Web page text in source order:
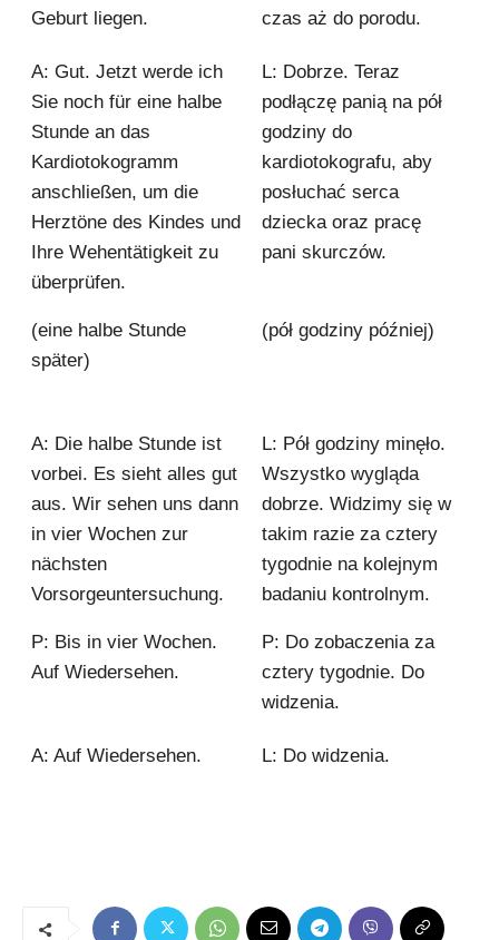
Geburt liegen.
czas aż do porodu.
A: Gut. Jetzt werde ich
Sie noch für eine halbe
Stunde an das
Kardiotokogramm
anschließen, um die
Herztöne des Kindes und
Ihre Wehentätigkeit zu
überprüfen.
L: Dobrze. Teraz
podłączę panią na pół
godziny do
kardiotokografu, aby
posłuchać serca
dziecka oraz pracę
pani skurczów.
(eine halbe Stunde
später)
(pół godziny później)
A: Die halbe Stunde ist
vorbei. Es sieht alles gut
aus. Wir sehen uns dann
in vier Wochen zur
nächsten
Vorsorgeuntersuchung.
L: Pół godziny minęło.
Wszystko wygląda
dobrze. Widzimy się w
takim razie za cztery
tygodnie na kolejnym
badaniu kontrolnym.
P: Bis in vier Wochen.
Auf Wiedersehen.
P: Do zobaczenia za
cztery tygodnie. Do
widzenia.
A: Auf Wiedersehen. L: Do widzenia.